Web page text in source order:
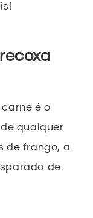
é o
qualquer
de frango, a
de